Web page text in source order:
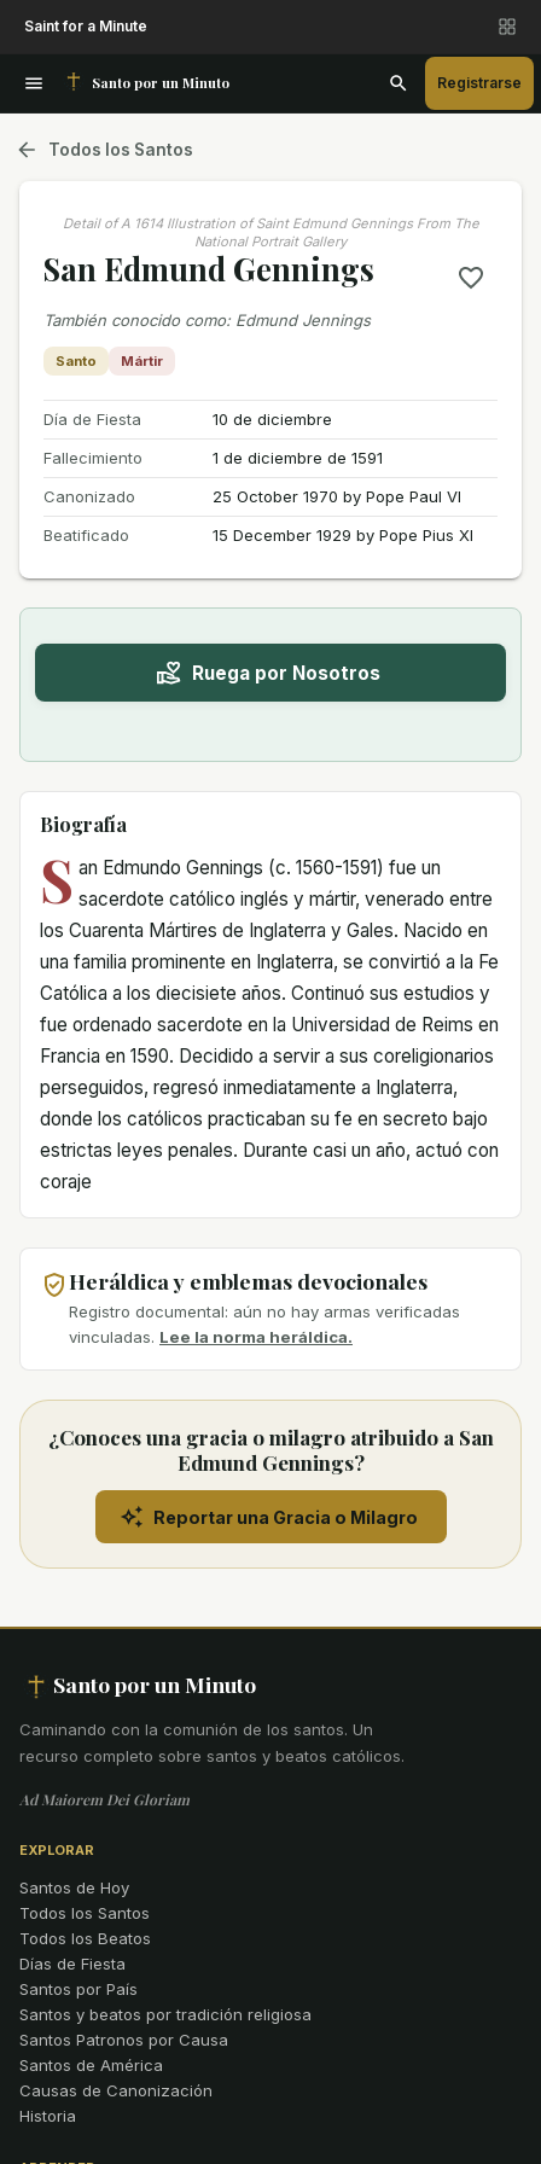
Saint for a Minute
Santo por un Minuto Registrarse
Todos los Santos
Detail of A 1614 Illustration of Saint Edmund Gennings From The
National Portrait Gallery
San Edmund Gennings
También conocido como: Edmund Jennings
Santo Mártir
Día de Fiesta
10 de diciembre
Fallecimiento
1 de diciembre de 1591
Canonizado
25 October 1970 by Pope Paul VI
Beatificado
15 December 1929 by Pope Pius XI
Ruega por Nosotros
Biografía
S an Edmundo Gennings (c. 1560-1591) fue un
sacerdote católico inglés y mártir, venerado entre
los Cuarenta Mártires de Inglaterra y Gales. Nacido en
una familia prominente en Inglaterra, se convirtió a la Fe
Católica a los diecisiete años. Continuó sus estudios y
fue ordenado sacerdote en la Universidad de Reims en
Francia en 1590. Decidido a servir a sus coreligionarios
perseguidos, regresó inmediatamente a Inglaterra,
donde los católicos practicaban su fe en secreto bajo
estrictas leyes penales. Durante casi un año, actuó con
coraje
Heráldica y emblemas devocionales
Registro documental: aún no hay armas verificadas
vinculadas. Lee la norma heráldica.
¿Conoces una gracia o milagro atribuido a San
Edmund Gennings?
Reportar una Gracia o Milagro
Santo por un Minuto
Caminando con la comunión de los santos. Un
recurso completo sobre santos y beatos católicos.
Ad Maiorem Dei Gloriam
EXPLORAR
Santos de Hoy
Todos los Santos
Todos los Beatos
Días de Fiesta
Santos por País
Santos y beatos por tradición religiosa
Santos Patronos por Causa
Santos de América
Causas de Canonización
Historia